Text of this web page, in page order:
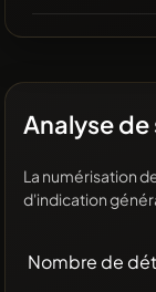
Analyse
La numérisation
d'indication
Nombre de